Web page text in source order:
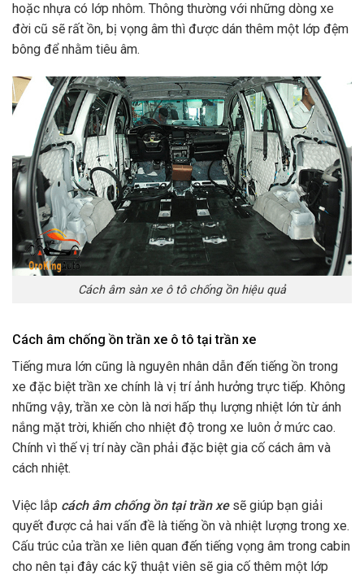
hoặc nhựa có lớp nhôm. Thông thường với những dòng xe
đời cũ sẽ rất ồn, bị vọng âm thì được dán thêm một lớp đệm
bông để nhằm tiêu âm.
Cách âm sàn xe ô tô chống ồn hiệu quả
Cách âm chống ồn trần xe ô tô tại trần xe
Tiếng mưa lớn cũng là nguyên nhân dẫn đến tiếng ồn trong
xe đặc biệt trần xe chính là vị trí ảnh hưởng trực tiếp. Không
những vậy, trần xe còn là nơi hấp thụ lượng nhiệt lớn từ ánh
nắng mặt trời, khiến cho nhiệt độ trong xe luôn ở mức cao.
Chính vì thế vị trí này cần phải đặc biệt gia cố cách âm và
cách nhiệt.
Việc lắp cách âm chống ồn tại trần xesẽ giúp bạn giải
quyết được cả hai vấn đề là tiếng ồn và nhiệt lượng trong xe.
Cấu trúc của trần xe liên quan đến tiếng vọng âm trong cabin
cho nên tại đây các kỹ thuật viên sẽ gia cố thêm một lớp